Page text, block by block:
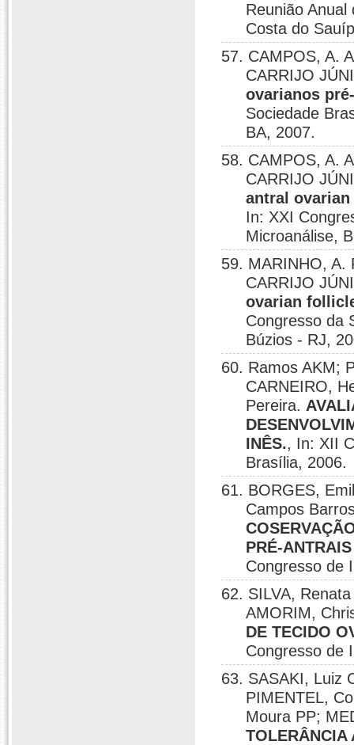
Reunião
Costa do
57. CAMPOS, A.
CARRIJO
ovarianos
Sociedade
BA, 2007.
58. CAMPOS, A.
CARRIJO
antral
In: XXI
Microanálise,
59. MARINHO, A.
CARRIJO
ovarian
Congresso da
Búzios - RJ,
60. Ramos AKM;
CARNEIRO,
Pereira.
INÊS., In: XII
Brasília, 2006.
61. BORGES,
Campos
PRÉ-
Congresso de
62. SILVA,
AMORIM,
DE TECIDO
Congresso de
63. SASAKI, Luiz
PIMENTEL,
Moura PP;
TOLERÂNCIA